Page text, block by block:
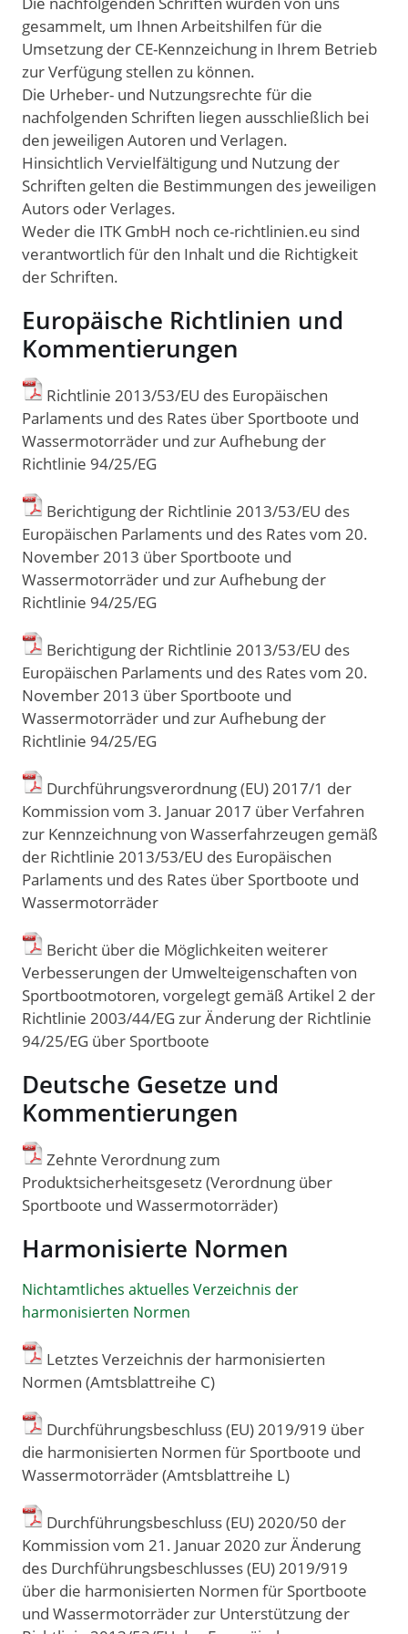
gesammelt, um Ihnen Arbeitshilfen für die
Umsetzung der CE-Kennzeichung in Ihrem Betrieb
zur Verfügung stellen zu können.
Die Urheber- und Nutzungsrechte für die
nachfolgenden Schriften liegen ausschließlich bei
den jeweiligen Autoren und Verlagen.
Hinsichtlich Vervielfältigung und Nutzung der
Schriften gelten die Bestimmungen des jeweiligen
Autors oder Verlages.
Weder die ITK GmbH noch ce-richtlinien.eu sind
verantwortlich für den Inhalt und die Richtigkeit
der Schriften.
Europäische Richtlinien und
Kommentierungen
Richtlinie 2013/53/EU des Europäischen
Parlaments und des Rates über Sportboote und
Wassermotorräder und zur Aufhebung der
Richtlinie 94/25/EG
Berichtigung der Richtlinie 2013/53/EU des
Europäischen Parlaments und des Rates vom 20.
November 2013 über Sportboote und
Wassermotorräder und zur Aufhebung der
Richtlinie 94/25/EG
Berichtigung der Richtlinie 2013/53/EU des
Europäischen Parlaments und des Rates vom 20.
November 2013 über Sportboote und
Wassermotorräder und zur Aufhebung der
Richtlinie 94/25/EG
Durchführungsverordnung (EU) 2017/1 der
Kommission vom 3. Januar 2017 über Verfahren
zur Kennzeichnung von Wasserfahrzeugen gemäß
der Richtlinie 2013/53/EU des Europäischen
Parlaments und des Rates über Sportboote und
Wassermotorräder
Bericht über die Möglichkeiten weiterer
Verbesserungen der Umwelteigenschaften von
Sportbootmotoren, vorgelegt gemäß Artikel 2 der
Richtlinie 2003/44/EG zur Änderung der Richtlinie
94/25/EG über Sportboote
Deutsche Gesetze und
Kommentierungen
Zehnte Verordnung zum
Produktsicherheitsgesetz (Verordnung über
Sportboote und Wassermotorräder)
Harmonisierte Normen
Nichtamtliches aktuelles Verzeichnis der
harmonisierten Normen
Letztes Verzeichnis der harmonisierten
Normen (Amtsblattreihe C)
Durchführungsbeschluss (EU) 2019/919 über
die harmonisierten Normen für Sportboote und
Wassermotorräder (Amtsblattreihe L)
Durchführungsbeschluss (EU) 2020/50 der
Kommission vom 21. Januar 2020 zur Änderung
des Durchführungsbeschlusses (EU) 2019/919
über die harmonisierten Normen für Sportboote
und Wassermotorräder zur Unterstützung der